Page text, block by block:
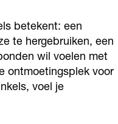
betekent: een
te hergebruiken, een
wil voelen met
ontmoetingsplek voor
voel je